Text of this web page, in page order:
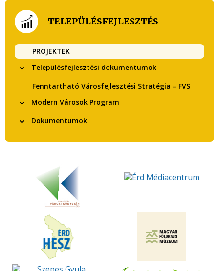
TELEPÜLÉSFEJLESZTÉS
PROJEKTEK
Településfejlesztési dokumentumok
Fenntartható Városfejlesztési Stratégia – FVS
Modern Városok Program
Dokumentumok